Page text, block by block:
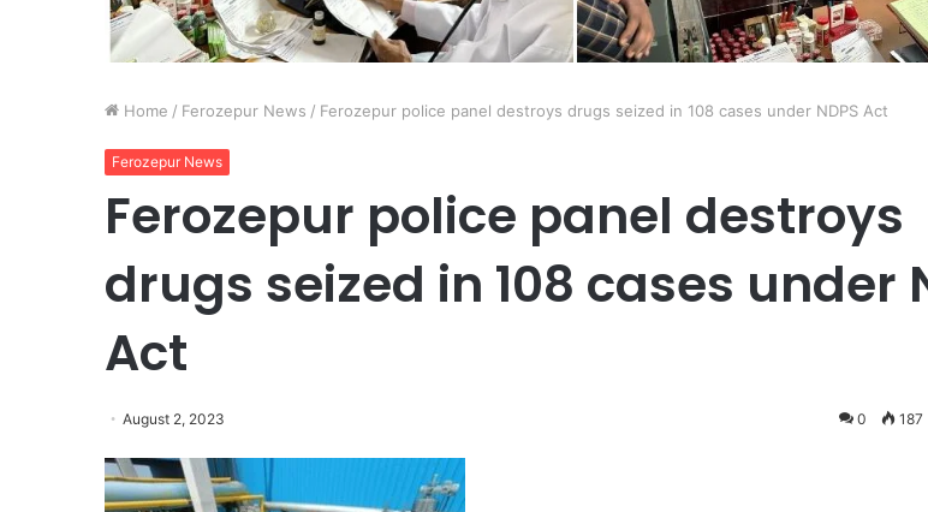
Home / Ferozepur News / Ferozepur police panel destroys drugs seized in 108 cases under NDPS Act
Ferozepur News
Ferozepur police panel destroys
drugs seized in 108 cases under
Act
August 2, 2023 0 187